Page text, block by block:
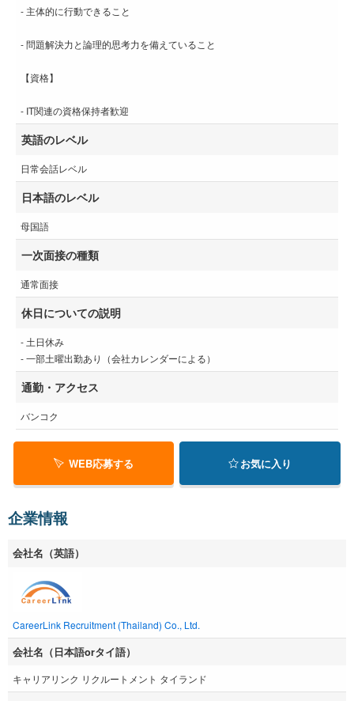
- 主体的に行動できること
- 問題解決力と論理的思考力を備えていること
【資格】
- IT関連の資格保持者歓迎
英語のレベル
日常会話レベル
日本語のレベル
母国語
一次面接の種類
通常面接
休日についての説明
- 土日休み
- 一部土曜出勤あり（会社カレンダーによる）
通勤・アクセス
バンコク
WEB応募する お気に入り
企業情報
会社名（英語）
CareerLink Recruitment (Thailand) Co., Ltd.
会社名（日本語orタイ語）
キャリアリンク リクルートメント タイランド